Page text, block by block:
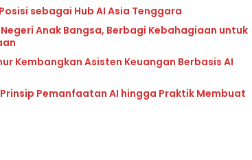
sebagai Hub AI Asia Tenggara
Anak Bangsa, Berbagi Kebahagiaan untuk
Kembangkan Asisten Keuangan Berbasis AI
Pemanfaatan AI hingga Praktik Membuat